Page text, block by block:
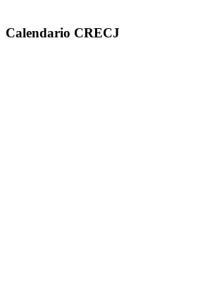
Calendario CRECJ